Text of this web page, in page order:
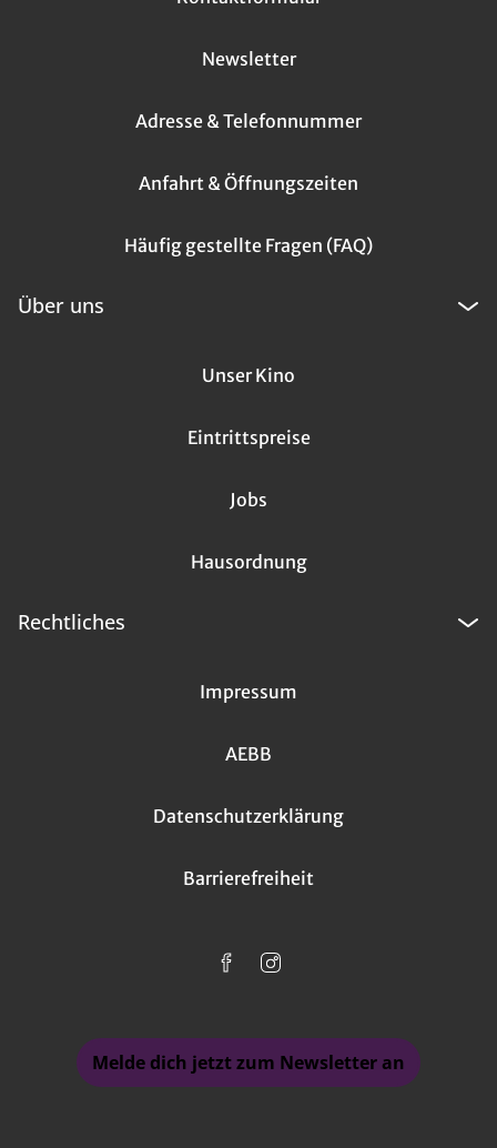
Newsletter
Adresse & Telefonnummer
Anfahrt & Öffnungszeiten
Häufig gestellte Fragen (FAQ)
Über uns
Unser Kino
Eintrittspreise
Jobs
Hausordnung
Rechtliches
Impressum
AEBB
Datenschutzerklärung
Barrierefreiheit
Melde dich jetzt zum Newsletter an